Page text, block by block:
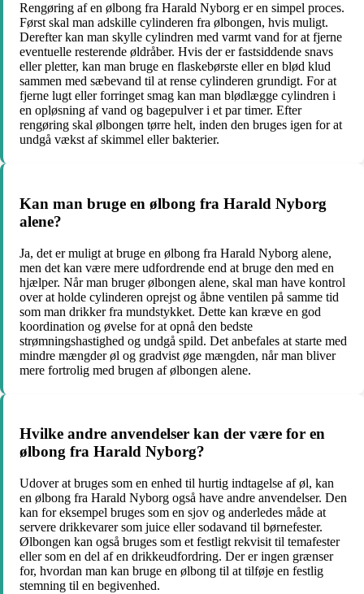
Rengøring af en ølbong fra Harald Nyborg er en simpel proces.
Først skal man adskille cylinderen fra ølbongen, hvis muligt.
Derefter kan man skylle cylindren med varmt vand for at fjerne
eventuelle resterende øldråber. Hvis der er fastsiddende snavs
eller pletter, kan man bruge en flaskebørste eller en blød klud
sammen med sæbevand til at rense cylinderen grundigt. For at
fjerne lugt eller forringet smag kan man blødlægge cylindren i
en opløsning af vand og bagepulver i et par timer. Efter
rengøring skal ølbongen tørre helt, inden den bruges igen for at
undgå vækst af skimmel eller bakterier.
Kan man bruge en ølbong fra Harald Nyborg
alene?
Ja, det er muligt at bruge en ølbong fra Harald Nyborg alene,
men det kan være mere udfordrende end at bruge den med en
hjælper. Når man bruger ølbongen alene, skal man have kontrol
over at holde cylinderen oprejst og åbne ventilen på samme tid
som man drikker fra mundstykket. Dette kan kræve en god
koordination og øvelse for at opnå den bedste
strømningshastighed og undgå spild. Det anbefales at starte med
mindre mængder øl og gradvist øge mængden, når man bliver
mere fortrolig med brugen af ølbongen alene.
Hvilke andre anvendelser kan der være for en
ølbong fra Harald Nyborg?
Udover at bruges som en enhed til hurtig indtagelse af øl, kan
en ølbong fra Harald Nyborg også have andre anvendelser. Den
kan for eksempel bruges som en sjov og anderledes måde at
servere drikkevarer som juice eller sodavand til børnefester.
Ølbongen kan også bruges som et festligt rekvisit til temafester
eller som en del af en drikkeudfordring. Der er ingen grænser
for, hvordan man kan bruge en ølbong til at tilføje en festlig
stemning til en begivenhed.